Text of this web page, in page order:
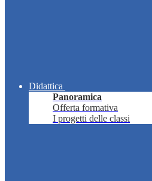
Didattica
Panoramica
Offerta formativa
I progetti delle classi